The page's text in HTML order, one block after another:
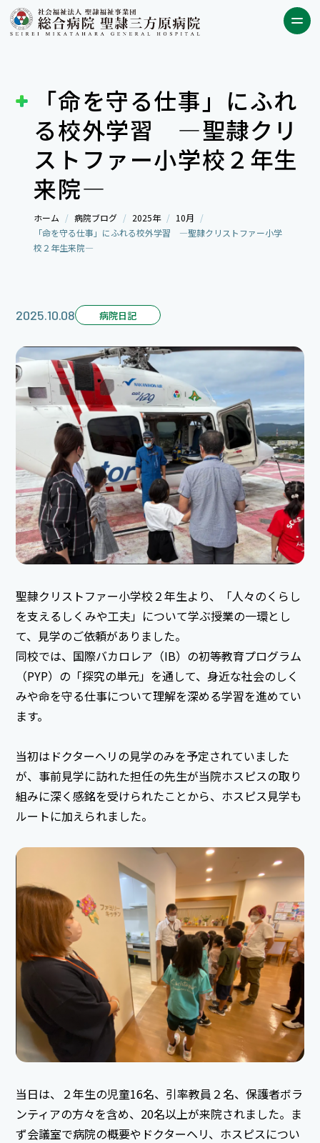
「命を守る仕事」にふれ
る校外学習 ―聖隷クリ
ストファー小学校２年生
来院―
ホーム 病院ブログ 2025年
10月
「命を守る仕事」にふれる校外学習 ―聖隷クリストファー小学
校２年生来院―
2025.10.08 病院日記
聖隷クリストファー小学校２年生より、「人々のくらし
を支えるしくみや工夫」について学ぶ授業の一環とし
て、見学のご依頼がありました。
同校では、国際バカロレア（IB）の初等教育プログラム
（PYP）の「探究の単元」を通して、身近な社会のしく
みや命を守る仕事について理解を深める学習を進めてい
ます。
当初はドクターヘリの見学のみを予定されていました
が、事前見学に訪れた担任の先生が当院ホスピスの取り
組みに深く感銘を受けられたことから、ホスピス見学も
ルートに加えられました。
当日は、２年生の児童16名、引率教員２名、保護者ボラ
ンティアの方々を含め、20名以上が来院されました。ま
ず会議室で病院の概要やドクターヘリ、ホスピスについ